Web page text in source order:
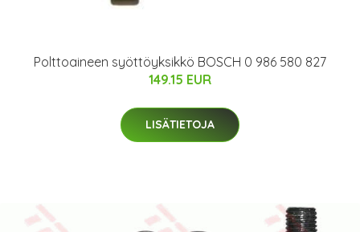
Polttoaineen syöttöyksikkö BOSCH 0 986 580 827
149.15 EUR
LISÄTIETOJA